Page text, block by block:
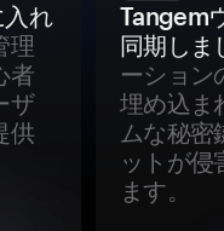
れ
理
者
ザ
供
Tangem
同期しま
ーション
埋め込ま
ムな秘密
ットが侵
ます。